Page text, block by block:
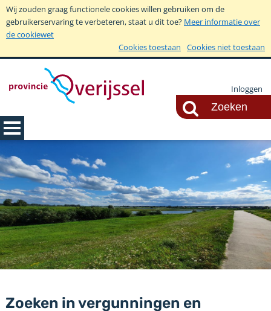
Wij zouden graag functionele cookies willen gebruiken om de
gebruikerservaring te verbeteren, staat u dit toe? Meer informatie over
de cookiewet
Cookies toestaan
Cookies niet toestaan
Inloggen
Zoeken in vergunningen en